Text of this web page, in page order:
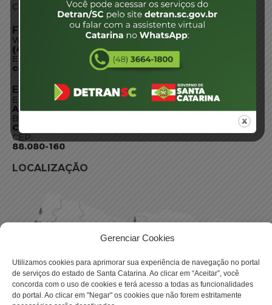
Gerenciar Cookies
Utilizamos cookies para aprimorar sua experiência de navegação no portal
de serviços do estado de Santa Catarina. Ao clicar em “Aceitar”, você
concorda com o uso de cookies e terá acesso a todas as funcionalidades
do portal. Ao clicar em "Negar" os cookies que não forem estritamente
Conheça SC
FALE CONOSCO
WhatsApp:
(48) 3664-1800
E-mail:
centraldeinformacoes@detran.sc.gov.br
ENDEREÇO
Endereço:
Av. Almirante Tamandaré - 480
Bairro:
Coqueiros, Florianópolis SC
CEP:
88.080-160
LOCALIZAÇÃO